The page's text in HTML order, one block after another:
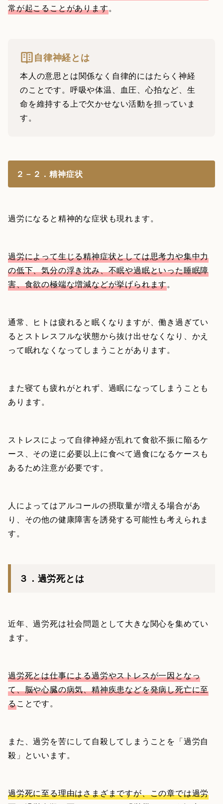
常が起こることがあります。
自律神経とは
本人の意思とは関係なく自律的にはたらく神経
のことです。呼吸や体温、血圧、心拍など、生
命を維持する上で欠かせない活動を担っていま
す。
２－２．精神症状
過労になると精神的な症状も現れます。
過労によって生じる精神症状としては思考力や集中力
の低下、気分の浮き沈み、不眠や過眠といった睡眠障
害、食欲の極端な増減などが挙げられます。
通常、ヒトは疲れると眠くなりますが、働き過ぎてい
るとストレスフルな状態から抜け出せなくなり、かえ
って眠れなくなってしまうことがあります。
また寝ても疲れがとれず、過眠になってしまうことも
あります。
ストレスによって自律神経が乱れて食欲不振に陥るケ
ース、その逆に必要以上に食べて過食になるケースも
あるため注意が必要です。
人によってはアルコールの摂取量が増える場合があ
り、その他の健康障害を誘発する可能性も考えられま
す。
３．過労死とは
近年、過労死は社会問題として大きな関心を集めてい
ます。
過労死とは仕事による過労やストレスが一因となっ
て、脳や心臓の病気、精神疾患などを発病し死亡に至
ることです。
また、過労を苦にして自殺してしまうことを「過労自
殺」といいます。
過労死に至る理由はさまざまですが、この章では過労